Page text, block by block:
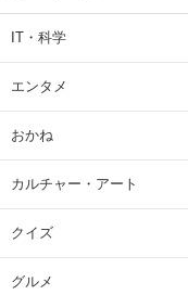
IT・科学
エンタメ
おかね
カルチャー・アート
クイズ
グルメ